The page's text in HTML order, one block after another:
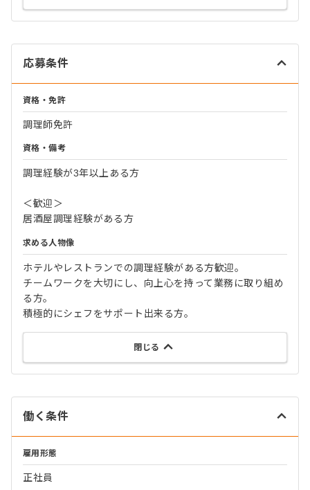
応募条件
資格・免許
調理師免許
資格・備考
調理経験が3年以上ある方
＜歓迎＞
居酒屋調理経験がある方
求める人物像
ホテルやレストランでの調理経験がある方歓迎。
チームワークを大切にし、向上心を持って業務に取り組め
る方。
積極的にシェフをサポート出来る方。
閉じる
働く条件
雇用形態
正社員